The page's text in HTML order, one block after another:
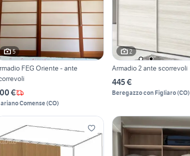
5
FEG Oriente - ante
€
Comense(CO)
2
Armadio 2 ante scorrevoli
445 €
Beregazzo con Figliaro(CO)